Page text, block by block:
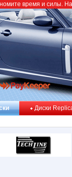
Диски
время и силы.